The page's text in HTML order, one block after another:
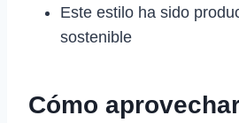
Este estilo ha sido
sostenible
Cómo